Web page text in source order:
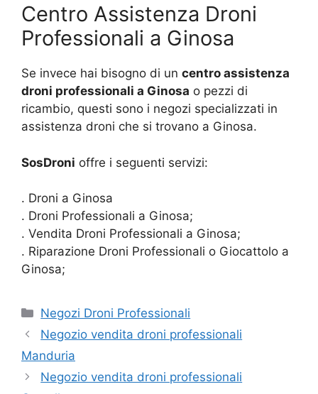
Centro Assistenza Droni
Professionali a Ginosa
Se invece hai bisogno di un centro assistenza
droni professionali a Ginosa o pezzi di
ricambio, questi sono i negozi specializzati in
assistenza droni che si trovano a Ginosa.
SosDroni offre i seguenti servizi:
. Droni a Ginosa
. Droni Professionali a Ginosa;
. Vendita Droni Professionali a Ginosa;
. Riparazione Droni Professionali o Giocattolo a
Ginosa;
Categorie
Negozi Droni Professionali
Negozio vendita droni professionali
Manduria
Negozio vendita droni professionali